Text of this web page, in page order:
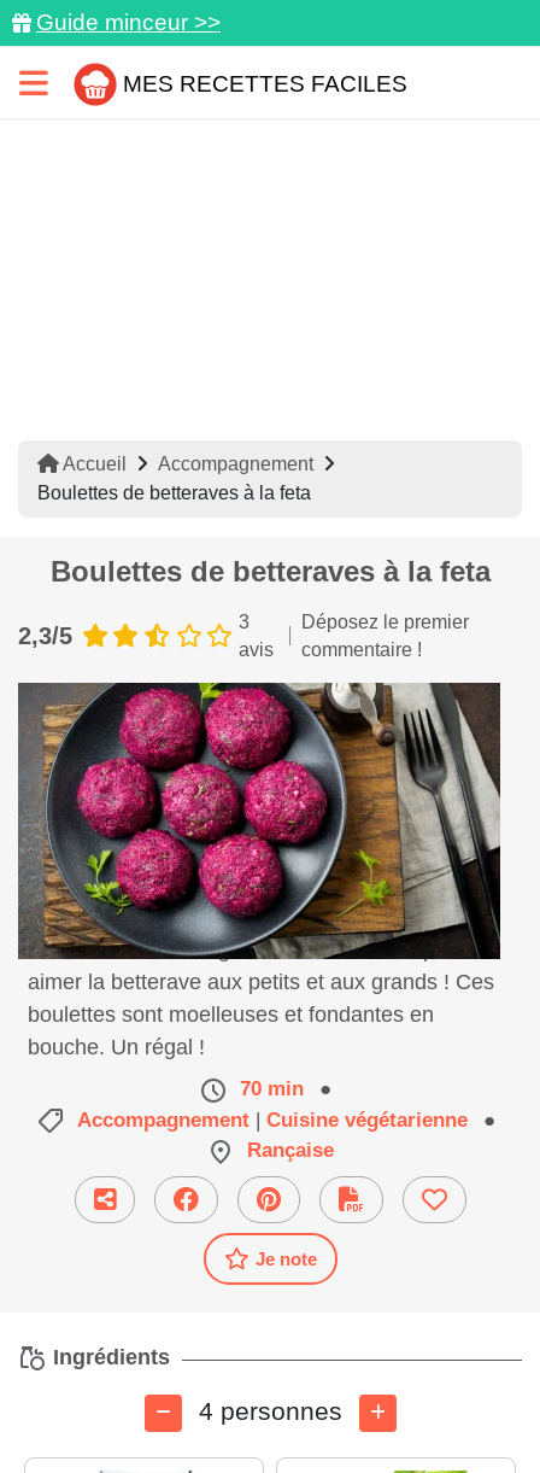
Guide minceur >>
MES RECETTES FACILES
Accueil
Accompagnement
Boulettes de betteraves à la feta
Boulettes de betteraves à la feta
2,3/5
3
avis
Déposez le premier
commentaire !
Voici une recette originale et succulente qui fera
aimer la betterave aux petits et aux grands ! Ces
boulettes sont moelleuses et fondantes en
bouche. Un régal !
70 min
●
Accompagnement | Cuisine végétarienne
●
Rançaise
Je note
Ingrédients
4 personnes